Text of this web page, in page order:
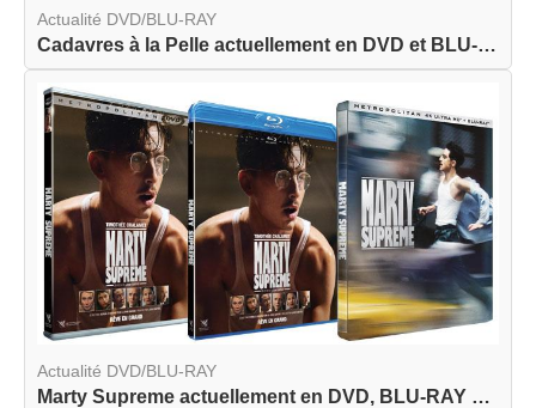
Actualité DVD/BLU-RAY
Cadavres à la Pelle actuellement en DVD et BLU-R...
Actualité DVD/BLU-RAY
Marty Supreme actuellement en DVD, BLU-RAY et BL...